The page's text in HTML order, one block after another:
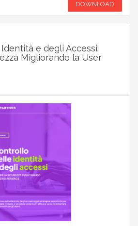
DOWNLOAD
e degli Accessi:
Migliorando la User